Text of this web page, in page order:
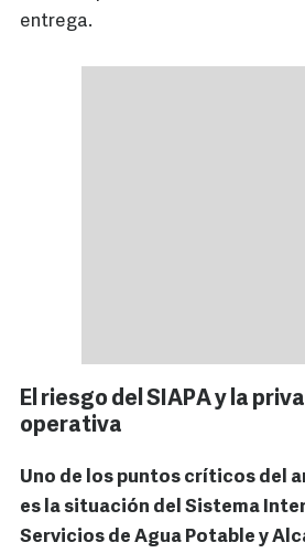
entrega.
El riesgo del SIAPA y la
operativa
Uno de los puntos críticos del
es la situación del Sistema
Servicios de Agua Potable y